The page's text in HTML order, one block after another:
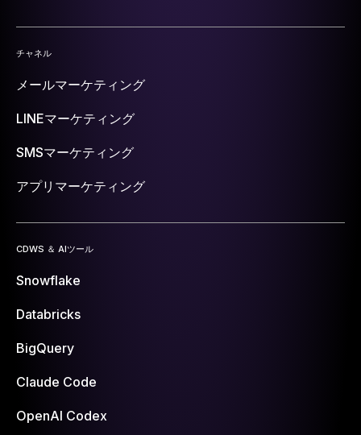
チャネル
メールマーケティング
LINEマーケティング
SMSマーケティング
アプリマーケティング
CDWS ＆ AIツール
Snowflake
Databricks
BigQuery
Claude Code
OpenAI Codex